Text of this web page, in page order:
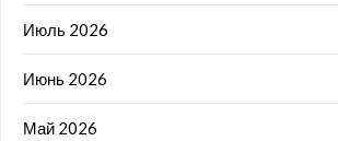
Июль 2026
Июнь 2026
Май 2026